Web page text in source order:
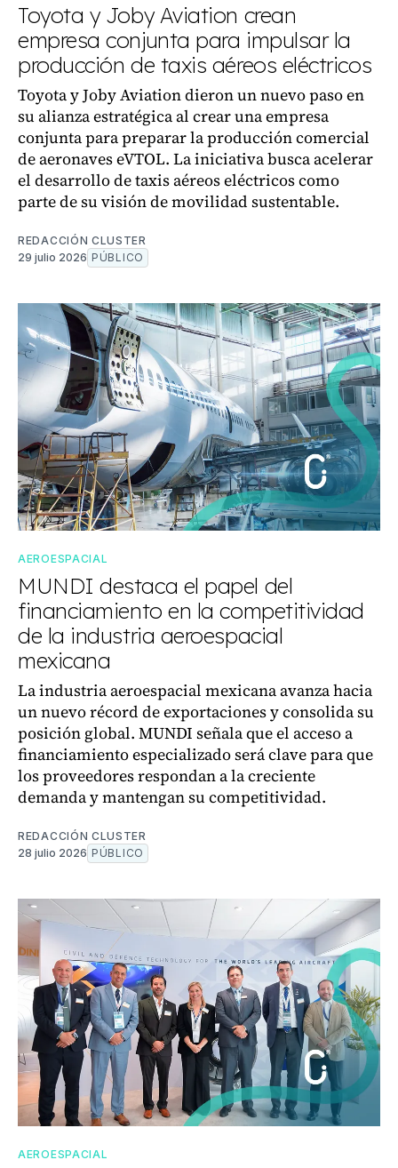
Toyota y Joby Aviation crean
empresa conjunta para impulsar la
producción de taxis aéreos eléctricos
Toyota y Joby Aviation dieron un nuevo paso en
su alianza estratégica al crear una empresa
conjunta para preparar la producción comercial
de aeronaves eVTOL. La iniciativa busca acelerar
el desarrollo de taxis aéreos eléctricos como
parte de su visión de movilidad sustentable.
REDACCIÓN CLUSTER
29 julio 2026 PÚBLICO
AEROESPACIAL
MUNDI destaca el papel del
financiamiento en la competitividad
de la industria aeroespacial
mexicana
La industria aeroespacial mexicana avanza hacia
un nuevo récord de exportaciones y consolida su
posición global. MUNDI señala que el acceso a
financiamiento especializado será clave para que
los proveedores respondan a la creciente
demanda y mantengan su competitividad.
REDACCIÓN CLUSTER
28 julio 2026 PÚBLICO
AEROESPACIAL